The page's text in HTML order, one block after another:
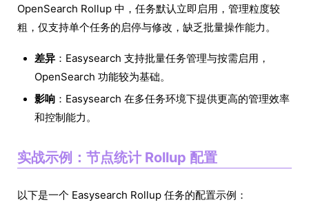
OpenSearch Rollup 中，任务默认立即启用，管理粒度较
粗，仅支持单个任务的启停与修改，缺乏批量操作能力。
差异 ：Easysearch 支持批量任务管理与按需启用，
OpenSearch 功能较为基础。
影响 ：Easysearch 在多任务环境下提供更高的管理效率
和控制能力。
实战示例：节点统计 Rollup 配置
以下是一个 Easysearch Rollup 任务的配置示例：